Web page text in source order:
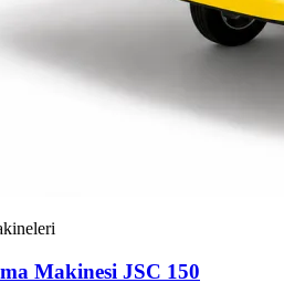
Makinesi JSC 150